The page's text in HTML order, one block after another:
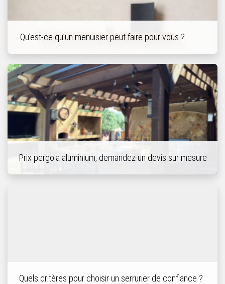
Qu’est-ce qu’un menuisier peut faire pour vous ?
Prix pergola aluminium, demandez un devis sur mesure
Quels critères pour choisir un serrurier de confiance ?